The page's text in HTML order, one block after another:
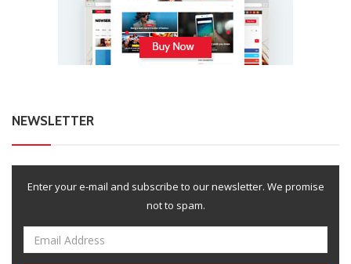
NEWSLETTER
Enter your e-mail and subscribe to our newsletter. We promise
not to spam.